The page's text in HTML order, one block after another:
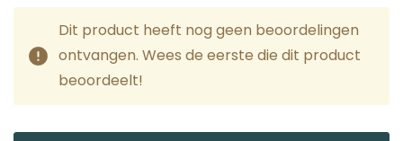
Dit product heeft nog geen beoordelingen
ontvangen. Wees de eerste die dit product
beoordeelt!